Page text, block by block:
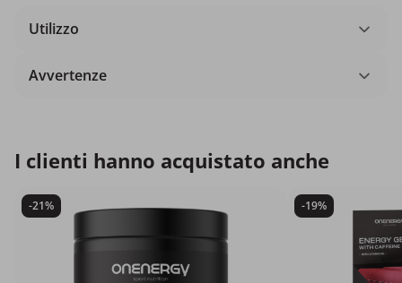
Utilizzo
Avvertenze
I clienti hanno acquistato anche
-21% -19%